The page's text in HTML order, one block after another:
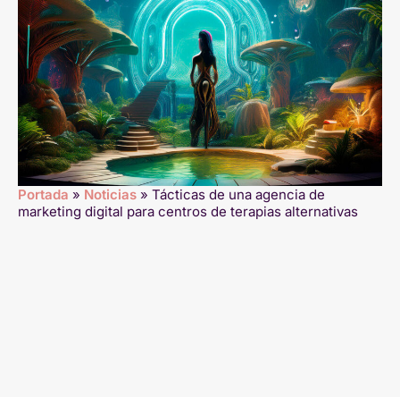
Portada » Noticias » Tácticas de una agencia de
marketing digital para centros de terapias alternativas